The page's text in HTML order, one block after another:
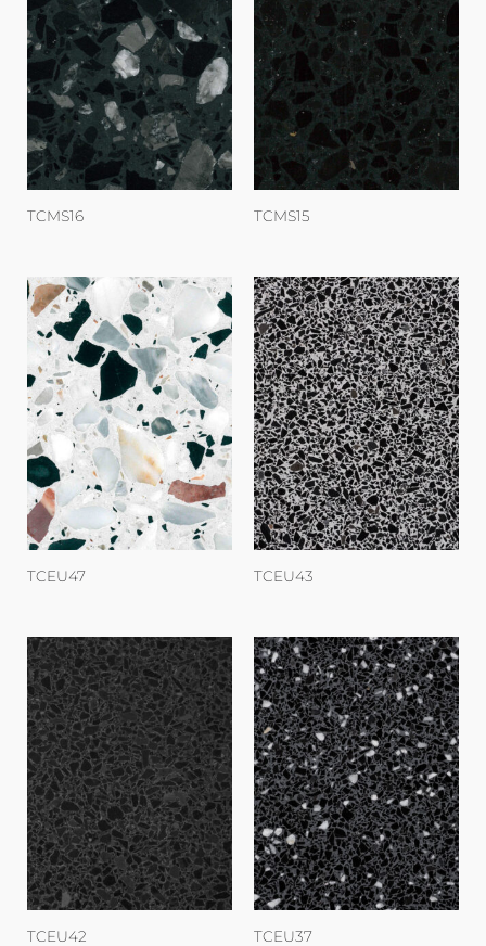
TCMS16 TCMS15
TCEU47 TCEU43
TCEU42 TCEU37